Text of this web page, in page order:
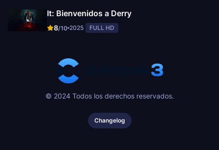
It: Bienvenidos a Derry
8/10 2025 FULL HD
© 2024 Todos los derechos reservados.
Changelog